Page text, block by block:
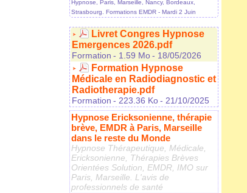
Hypnose, Paris, Marseille, Nancy, Bordeaux,
Strasbourg. Formations EMDR - Mardi 2 Juin
Livret Congres Hypnose
Emergences 2026.pdf
Formation - 1.59 Mo- 18/05/2026
Formation Hypnose
Médicale en Radiodiagnostic et
Radiotherapie.pdf
Formation - 223.36 Ko- 21/10/2025
Hypnose Ericksonienne, thérapie
brève, EMDR à Paris, Marseille
dans le reste du Monde
Hypnose Thérapeutique, Médicale,
Ericksonienne, Thérapies Brèves
Orientées Solution, EMDR, IMO sur
Paris, Marseille. L'avis de
professionnels de santé